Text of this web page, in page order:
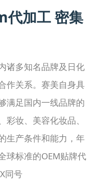
质荣誉 团队风采
赛美投资管理
代加工 密集
诸多知名品牌及日化
作关系。赛美自身具
满足国内一线品牌的
妆、美容化妆品、
生产条件和能力，年
球标准的OEM贴牌代
同号